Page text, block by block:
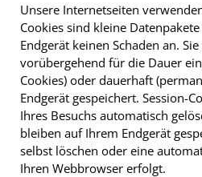
Unsere Internetseiten
Cookies sind kleine
Endgerät keinen Schaden an.
vorübergehend für die Dauer
Cookies) oder dauerhaft
Endgerät gespeichert. Session-
Ihres Besuchs automatisch
bleiben auf Ihrem Endgerät
selbst löschen oder eine
Ihren Webbrowser erfolgt.